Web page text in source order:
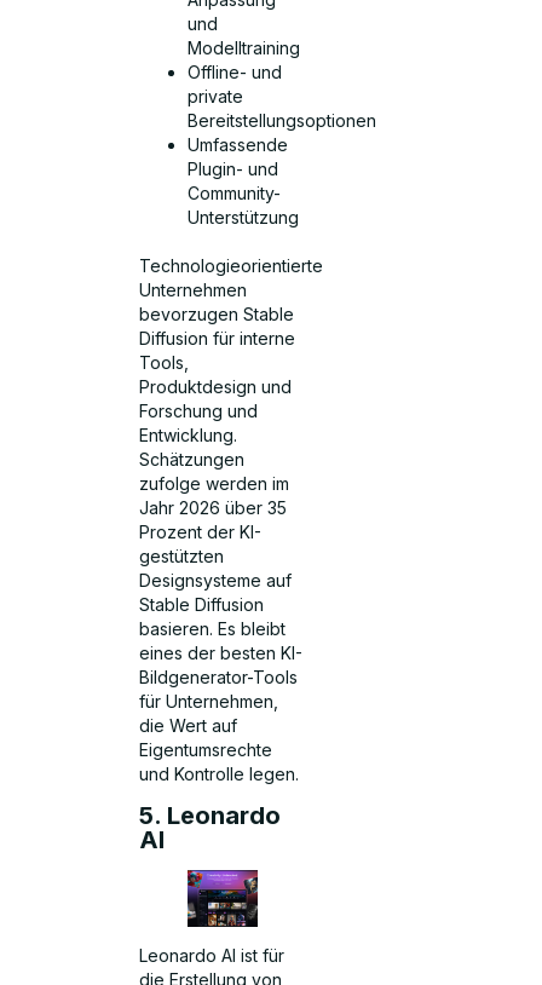
und
Modelltraining
Offline- und
private
Bereitstellungsoptionen
Umfassende
Plugin- und
Community-
Unterstützung
Technologieorientierte
Unternehmen
bevorzugen Stable
Diffusion für interne
Tools,
Produktdesign und
Forschung und
Entwicklung.
Schätzungen
zufolge werden im
Jahr 2026 über 35
Prozent der KI-
gestützten
Designsysteme auf
Stable Diffusion
basieren. Es bleibt
eines der besten KI-
Bildgenerator-Tools
für Unternehmen,
die Wert auf
Eigentumsrechte
und Kontrolle legen.
5. Leonardo
AI
Leonardo AI ist für
die Erstellung von